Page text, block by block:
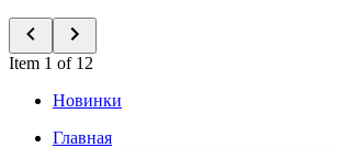
Item 1 of 12
Новинки
Главная